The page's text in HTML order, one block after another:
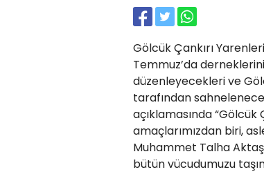
Gölcük Çankırı
Temmuz’da
düzenleyecekleri ve
tarafından
açıklamasında
amaçlarımızdan biri,
Muhammet Talha
bütün vücudumuzu